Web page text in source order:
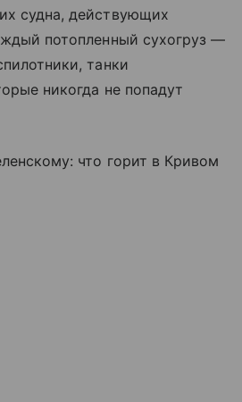
судна, действующих
потопленный сухогруз —
танки
никогда не попадут
что горит в Кривом